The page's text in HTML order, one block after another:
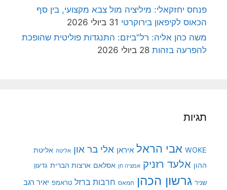
פנחס יחזקאלי: מיליציה מול צבא מקצועי, בין סף
הכאוס לקיפאון בירוקרטי 31 ביולי 2026
משה כהן אליה: רל"ביזם: התנגדות פוליטית שהופכת
להפרעה בזהות 28 ביולי 2026
תגיות
WOKE אבי הראל איראן אלי בר און אליטה אליטת
ההון אלעד רזניק אמציה חן אסלאם ארצות הברית גדעון
שניר גרשון הכהן חמאס חרבות ברזל טראמפ יאיר רגב